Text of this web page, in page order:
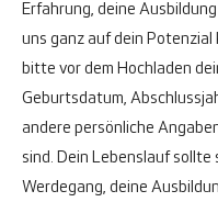
Erfahrung, deine
uns ganz auf dein
bitte vor dem Hochladen
Geburtsdatum,
andere persönliche
sind. Dein Lebenslauf
Werdegang, deine